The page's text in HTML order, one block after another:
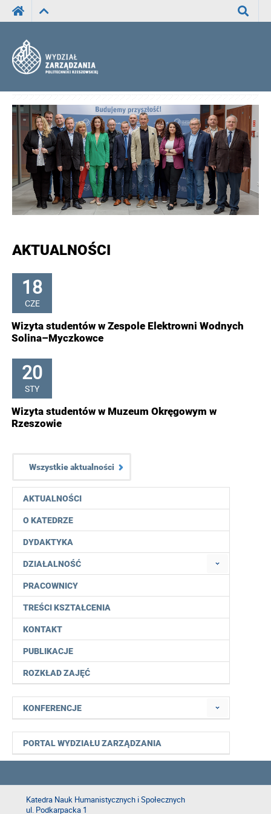
AKTUALNOŚCI
O KATEDRZE
DYDAKTYKA
DZIAŁALNOŚĆ
PRACOWNICY
TREŚCI KSZTAŁCENIA
KONTAKT
PUBLIKACJE
ROZKŁAD ZAJĘĆ
KONFERENCJE
PORTAL WYDZIAŁU ZARZĄDZANIA
AKTUALNOŚCI
18
CZE
Wizyta studentów w Zespole Elektrowni Wodnych
Solina–Myczkowce
20
STY
Wizyta studentów w Muzeum Okręgowym w
Rzeszowie
Wszystkie aktualności
Katedra Nauk Humanistycznych i Społecznych
ul. Podkarpacka 1